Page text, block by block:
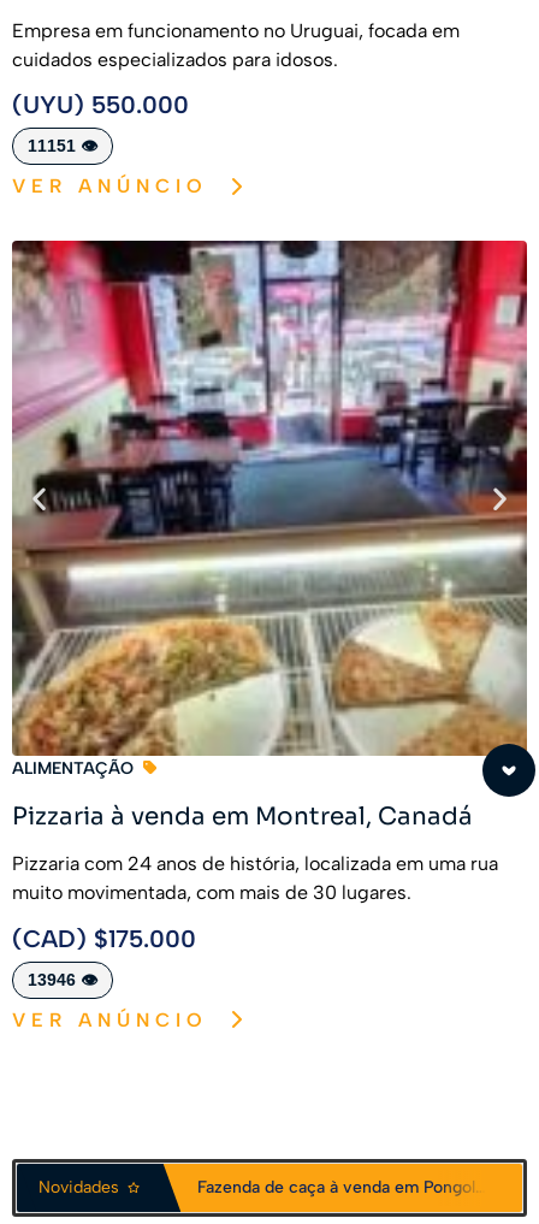
Empresa em funcionamento no Uruguai, focada em
cuidados especializados para idosos.
(UYU) 550.000
11151 👁️
VER ANÚNCIO
ALIMENTAÇÃO
Pizzaria à venda em Montreal, Canadá
Pizzaria com 24 anos de história, localizada em uma rua
muito movimentada, com mais de 30 lugares.
(CAD) $175.000
13946 👁️
VER ANÚNCIO
Novidades
Fazenda de caça à venda em Pongola, África do Sul